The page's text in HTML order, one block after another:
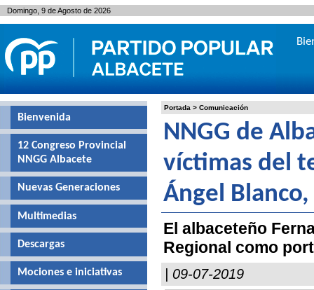
Portada > Comunicación
NNGG de
víctimas del
Ángel
El albaceteño
Regional como
| 09-07-2019
Bienvenida
12 Congreso Provincial
NNGG Albacete
Nuevas Generaciones
Multimedias
Descargas
Mociones e iniciativas
Domingo, 9 de Agosto de 2026